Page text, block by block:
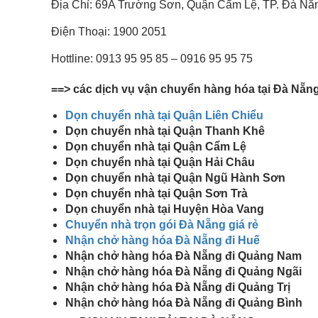
Địa Chỉ: 69A Trường Sơn, Quận Cẩm Lệ, TP. Đà
Điện Thoại: 1900 2051
Hottline: 0913 95 95 85 – 0916 95 95 75
==> các dịch vụ vận chuyển hàng hóa tại Đà
Dọn chuyển nhà tại Quận Liên Chiểu
Dọn chuyển nhà tại Quận Thanh Khê
Dọn chuyển nhà tại Quận Cẩm Lệ
Dọn chuyển nhà tại Quận Hải Châu
Dọn chuyển nhà tại Quận Ngũ Hành Sơn
Dọn chuyển nhà tại Quận Sơn Trà
Dọn chuyển nhà tại Huyện Hòa Vang
Chuyển nhà trọn gói Đà Nẵng giá rẻ
Nhận chở hàng hóa Đà Nẵng đi Huế
Nhận chở hàng hóa Đà Nẵng đi Quảng Nam
Nhận chở hàng hóa Đà Nẵng đi Quảng Ngãi
Nhận chở hàng hóa Đà Nẵng đi Quảng Trị
Nhận chở hàng hóa Đà Nẵng đi Quảng Bình